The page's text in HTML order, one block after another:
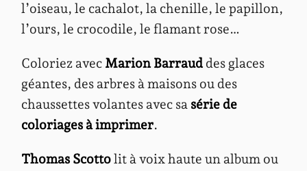
l’oiseau, le cachalot, la chenille, le papillon,
l’ours, le crocodile, le flamant rose…
Coloriez avec Marion Barrauddes glaces
géantes, des arbres à maisons ou des
chaussettes volantes avec sa série de
coloriages à imprimer.
Thomas Scottolit à voix haute un album ou